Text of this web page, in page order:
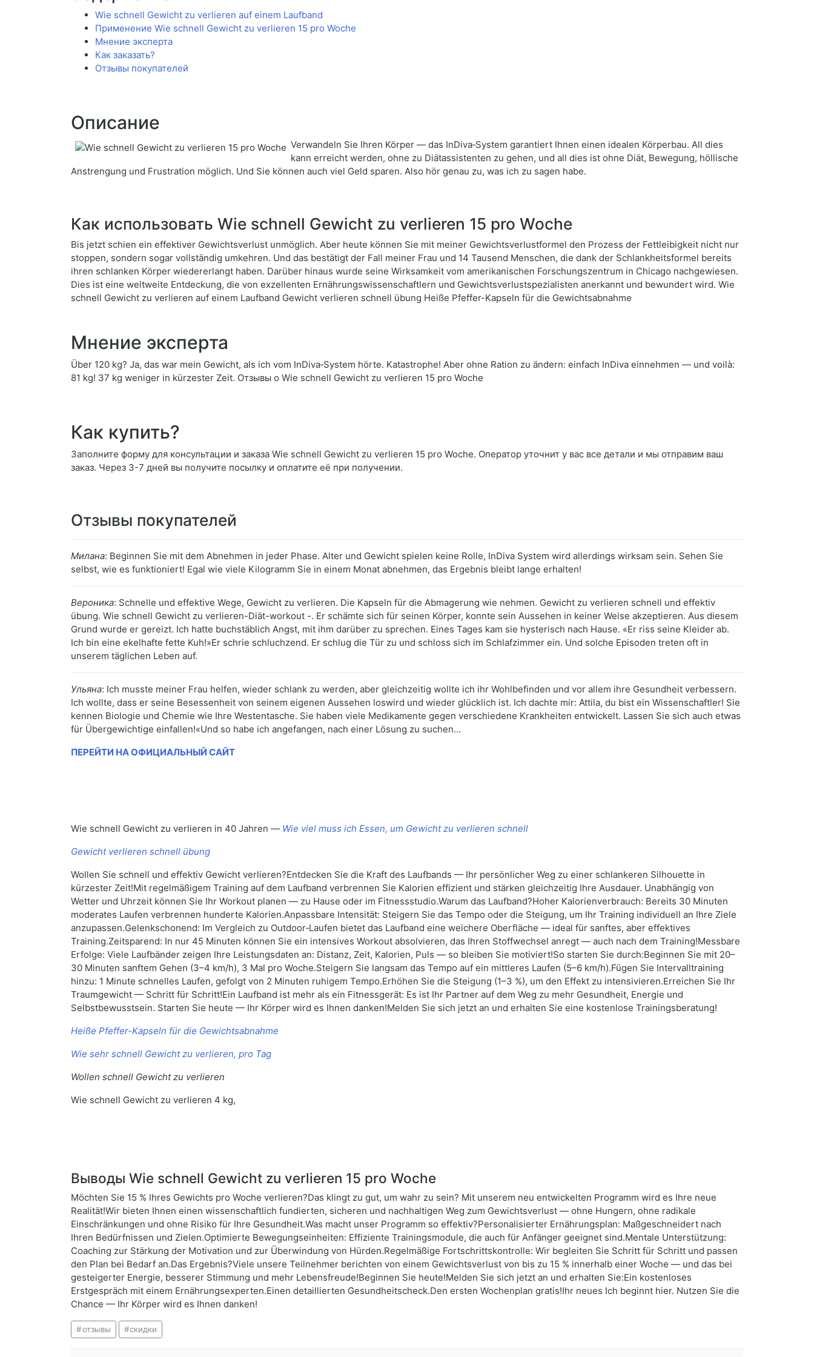
Wie schnell Gewicht zu verlieren auf einem Laufband
Применение Wie schnell Gewicht zu verlieren 15 pro Woche
Мнение эксперта
Как заказать?
Отзывы покупателей
Описание
Verwandeln Sie Ihren Körper — das InDiva‑System garantiert Ihnen einen idealen Körperbau. All dies
kann erreicht werden, ohne zu Diätassistenten zu gehen, und all dies ist ohne Diät, Bewegung, höllische
Anstrengung und Frustration möglich. Und Sie können auch viel Geld sparen. Also hör genau zu, was ich zu sagen habe.
Как использовать Wie schnell Gewicht zu verlieren 15 pro Woche
Bis jetzt schien ein effektiver Gewichtsverlust unmöglich. Aber heute können Sie mit meiner Gewichtsverlustformel den Prozess der Fettleibigkeit nicht nur
stoppen, sondern sogar vollständig umkehren. Und das bestätigt der Fall meiner Frau und 14 Tausend Menschen, die dank der Schlankheitsformel bereits
ihren schlanken Körper wiedererlangt haben. Darüber hinaus wurde seine Wirksamkeit vom amerikanischen Forschungszentrum in Chicago nachgewiesen.
Dies ist eine weltweite Entdeckung, die von exzellenten Ernährungswissenschaftlern und Gewichtsverlustspezialisten anerkannt und bewundert wird. Wie
schnell Gewicht zu verlieren auf einem Laufband Gewicht verlieren schnell übung Heiße Pfeffer-Kapseln für die Gewichtsabnahme
Мнение эксперта
Über 120 kg? Ja, das war mein Gewicht, als ich vom InDiva‑System hörte. Katastrophe! Aber ohne Ration zu ändern: einfach InDiva einnehmen — und voilà:
81 kg! 37 kg weniger in kürzester Zeit. Отзывы о Wie schnell Gewicht zu verlieren 15 pro Woche
Как купить?
Заполните форму для консультации и заказа Wie schnell Gewicht zu verlieren 15 pro Woche. Оператор уточнит у вас все детали и мы отправим ваш
заказ. Через 3-7 дней вы получите посылку и оплатите её при получении.
Отзывы покупателей
Милана: Beginnen Sie mit dem Abnehmen in jeder Phase. Alter und Gewicht spielen keine Rolle, InDiva System wird allerdings wirksam sein. Sehen Sie
selbst, wie es funktioniert! Egal wie viele Kilogramm Sie in einem Monat abnehmen, das Ergebnis bleibt lange erhalten!
Вероника: Schnelle und effektive Wege, Gewicht zu verlieren. Die Kapseln für die Abmagerung wie nehmen. Gewicht zu verlieren schnell und effektiv
übung. Wie schnell Gewicht zu verlieren-Diät-workout -. Er schämte sich für seinen Körper, konnte sein Aussehen in keiner Weise akzeptieren. Aus diesem
Grund wurde er gereizt. Ich hatte buchstäblich Angst, mit ihm darüber zu sprechen. Eines Tages kam sie hysterisch nach Hause. «Er riss seine Kleider ab.
Ich bin eine ekelhafte fette Kuh!»Er schrie schluchzend. Er schlug die Tür zu und schloss sich im Schlafzimmer ein. Und solche Episoden treten oft in
unserem täglichen Leben auf.
Ульяна: Ich musste meiner Frau helfen, wieder schlank zu werden, aber gleichzeitig wollte ich ihr Wohlbefinden und vor allem ihre Gesundheit verbessern.
Ich wollte, dass er seine Besessenheit von seinem eigenen Aussehen loswird und wieder glücklich ist. Ich dachte mir: Attila, du bist ein Wissenschaftler! Sie
kennen Biologie und Chemie wie Ihre Westentasche. Sie haben viele Medikamente gegen verschiedene Krankheiten entwickelt. Lassen Sie sich auch etwas
für Übergewichtige einfallen!«Und so habe ich angefangen, nach einer Lösung zu suchen…
ПЕРЕЙТИ НА ОФИЦИАЛЬНЫЙ САЙТ
Wie schnell Gewicht zu verlieren in 40 Jahren — Wie viel muss ich Essen, um Gewicht zu verlieren schnell
Gewicht verlieren schnell übung
Wollen Sie schnell und effektiv Gewicht verlieren?Entdecken Sie die Kraft des Laufbands — Ihr persönlicher Weg zu einer schlankeren Silhouette in
kürzester Zeit!Mit regelmäßigem Training auf dem Laufband verbrennen Sie Kalorien effizient und stärken gleichzeitig Ihre Ausdauer. Unabhängig von
Wetter und Uhrzeit können Sie Ihr Workout planen — zu Hause oder im Fitnessstudio.Warum das Laufband?Hoher Kalorienverbrauch: Bereits 30 Minuten
moderates Laufen verbrennen hunderte Kalorien.Anpassbare Intensität: Steigern Sie das Tempo oder die Steigung, um Ihr Training individuell an Ihre Ziele
anzupassen.Gelenkschonend: Im Vergleich zu Outdoor‑Laufen bietet das Laufband eine weichere Oberfläche — ideal für sanftes, aber effektives
Training.Zeitsparend: In nur 45 Minuten können Sie ein intensives Workout absolvieren, das Ihren Stoffwechsel anregt — auch nach dem Training!Messbare
Erfolge: Viele Laufbänder zeigen Ihre Leistungsdaten an: Distanz, Zeit, Kalorien, Puls — so bleiben Sie motiviert!So starten Sie durch:Beginnen Sie mit 20–
30 Minuten sanftem Gehen (3–4 km/h), 3 Mal pro Woche.Steigern Sie langsam das Tempo auf ein mittleres Laufen (5–6 km/h).Fügen Sie Intervalltraining
hinzu: 1 Minute schnelles Laufen, gefolgt von 2 Minuten ruhigem Tempo.Erhöhen Sie die Steigung (1–3 %), um den Effekt zu intensivieren.Erreichen Sie Ihr
Traumgewicht — Schritt für Schritt!Ein Laufband ist mehr als ein Fitnessgerät: Es ist Ihr Partner auf dem Weg zu mehr Gesundheit, Energie und
Selbstbewusstsein. Starten Sie heute — Ihr Körper wird es Ihnen danken!Melden Sie sich jetzt an und erhalten Sie eine kostenlose Trainingsberatung!
Heiße Pfeffer-Kapseln für die Gewichtsabnahme
Wie sehr schnell Gewicht zu verlieren, pro Tag
Wollen schnell Gewicht zu verlieren
Wie schnell Gewicht zu verlieren 4 kg,
Выводы Wie schnell Gewicht zu verlieren 15 pro Woche
Möchten Sie 15 % Ihres Gewichts pro Woche verlieren?Das klingt zu gut, um wahr zu sein? Mit unserem neu entwickelten Programm wird es Ihre neue
Realität!Wir bieten Ihnen einen wissenschaftlich fundierten, sicheren und nachhaltigen Weg zum Gewichtsverlust — ohne Hungern, ohne radikale
Einschränkungen und ohne Risiko für Ihre Gesundheit.Was macht unser Programm so effektiv?Personalisierter Ernährungsplan: Maßgeschneidert nach
Ihren Bedürfnissen und Zielen.Optimierte Bewegungseinheiten: Effiziente Trainingsmodule, die auch für Anfänger geeignet sind.Mentale Unterstützung:
Coaching zur Stärkung der Motivation und zur Überwindung von Hürden.Regelmäßige Fortschrittskontrolle: Wir begleiten Sie Schritt für Schritt und passen
den Plan bei Bedarf an.Das Ergebnis?Viele unsere Teilnehmer berichten von einem Gewichtsverlust von bis zu 15 % innerhalb einer Woche — und das bei
gesteigerter Energie, besserer Stimmung und mehr Lebensfreude!Beginnen Sie heute!Melden Sie sich jetzt an und erhalten Sie:Ein kostenloses
Erstgespräch mit einem Ernährungsexperten.Einen detaillierten Gesundheitscheck.Den ersten Wochenplan gratis!Ihr neues Ich beginnt hier. Nutzen Sie die
Chance — Ihr Körper wird es Ihnen danken!
отзывы скидки